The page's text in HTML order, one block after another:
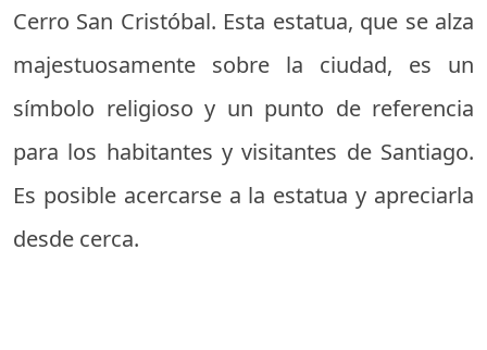
Cerro San Cristóbal. Esta estatua, que se alza
majestuosamente sobre la ciudad, es un
símbolo religioso y un punto de referencia
para los habitantes y visitantes de Santiago.
Es posible acercarse a la estatua y apreciarla
desde cerca.